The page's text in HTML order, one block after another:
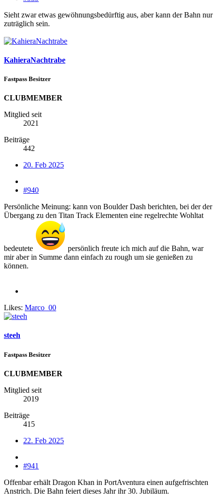
Sieht zwar etwas gewöhnungsbedürftig aus, aber kann der Bahn nur
zuträglich sein.
KahieraNachtrabe
Fastpass Besitzer
CLUBMEMBER
Mitglied seit
2021
Beiträge
442
20. Feb 2025
#940
Persönliche Meinung: kann von Boulder Dash berichten, bei der der
Übergang zu den Titan Track Elementen eine regelrechte Wohltat
bedeutete
persönlich freute ich mich auf die Bahn, war
mir aber in Summe dann einfach zu rough um sie genießen zu
können.
Likes: Marco_00
steeh
Fastpass Besitzer
CLUBMEMBER
Mitglied seit
2019
Beiträge
415
22. Feb 2025
#941
Offenbar erhält Dragon Khan in PortAventura einen aufgefrischten
Anstrich. Die Bahn feiert dieses Jahr ihr 30. Jubiläum.